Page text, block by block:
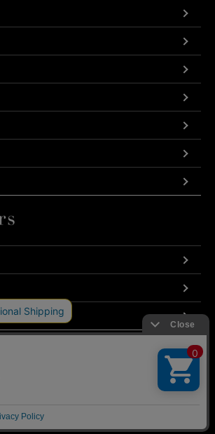
シー
Limited
、Webの利便性向上に努め
る」をクリックしていただ
内容を提供することが可能
承諾する